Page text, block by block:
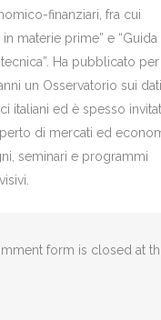
finanziari, fra cui
in materie prime” e “Guida
tecnica”. Ha pubblicato per
un Osservatorio sui dati
italiani ed è spesso
di mercati ed
seminari e programmi
form is closed at